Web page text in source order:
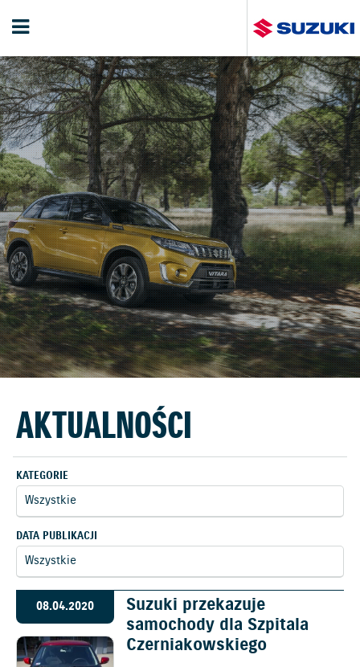
AKTUALNOŚCI
KATEGORIE
DATA PUBLIKACJI
08.04.2020
Suzuki przekazuje
samochody dla Szpitala
Czerniakowskiego